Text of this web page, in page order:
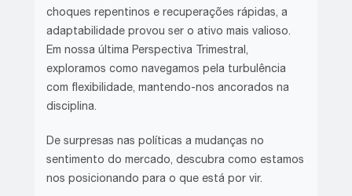
choques repentinos e recuperações rápidas, a
adaptabilidade provou ser o ativo mais valioso.
Em nossa última Perspectiva Trimestral,
exploramos como navegamos pela turbulência
com flexibilidade, mantendo-nos ancorados na
disciplina.
De surpresas nas políticas a mudanças no
sentimento do mercado, descubra como estamos
nos posicionando para o que está por vir.